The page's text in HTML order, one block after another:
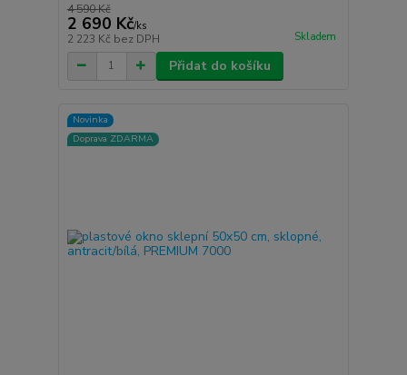
4 590 Kč
2 690 Kč/ks
2 223 Kč bez DPH Skladem
Přidat do košíku
Novinka
Doprava ZDARMA